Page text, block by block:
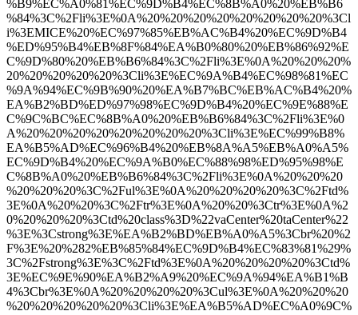
%B9%EC%A0%81%EC%9D%B4%EC%8B%A0%20%EB%B6
%84%3C%2Fli%3E%0A%20%20%20%20%20%20%20%20%3Cl
i%3EMICE%20%EC%97%85%EB%AC%B4%20%EC%9D%B4
%ED%95%B4%EB%8F%84%EA%B0%80%20%EB%86%92%E
C%9D%80%20%EB%B6%84%3C%2Fli%3E%0A%20%20%20%
20%20%20%20%20%3Cli%3E%EC%9A%B4%EC%98%81%EC
%9A%94%EC%9B%90%20%EA%B7%BC%EB%AC%B4%20%
EA%B2%BD%ED%97%98%EC%9D%B4%20%EC%9E%88%E
C%9C%BC%EC%8B%A0%20%EB%B6%84%3C%2Fli%3E%0
A%20%20%20%20%20%20%20%20%3Cli%3E%EC%99%B8%
EA%B5%AD%EC%96%B4%20%EB%8A%A5%EB%A0%A5%
EC%9D%B4%20%EC%9A%B0%EC%88%98%ED%95%98%E
C%8B%A0%20%EB%B6%84%3C%2Fli%3E%0A%20%20%20
%20%20%20%3C%2Ful%3E%0A%20%20%20%20%3C%2Ftd%
3E%0A%20%20%3C%2Ftr%3E%0A%20%20%3Ctr%3E%0A%2
0%20%20%20%3Ctd%20class%3D%22vaCenter%20taCenter%22
%3E%3Cstrong%3E%EA%B2%BD%EB%A0%A5%3Cbr%20%2
F%3E%20%282%EB%85%84%EC%9D%B4%EC%83%81%29%
3C%2Fstrong%3E%3C%2Ftd%3E%0A%20%20%20%20%3Ctd%
3E%EC%9E%90%EA%B2%A9%20%EC%9A%94%EA%B1%B
4%3Cbr%3E%0A%20%20%20%20%3Cul%3E%0A%20%20%20
%20%20%20%20%20%3Cli%3E%EA%B5%AD%EC%A0%9C%